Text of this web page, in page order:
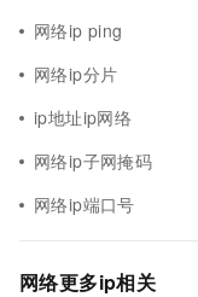
网络ip ping
网络ip分片
ip地址ip网络
网络ip子网掩码
网络ip端口号
网络更多ip相关